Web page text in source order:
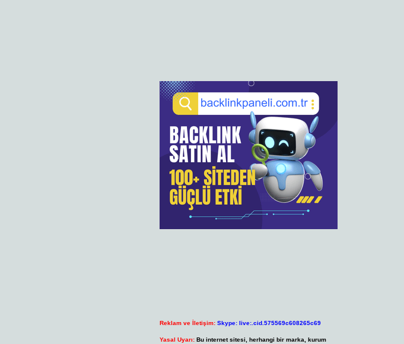
Reklam ve İletişim: Skype: live:.cid.575569c608265c69
Yasal Uyarı: Bu internet sitesi, herhangi bir marka, kurum